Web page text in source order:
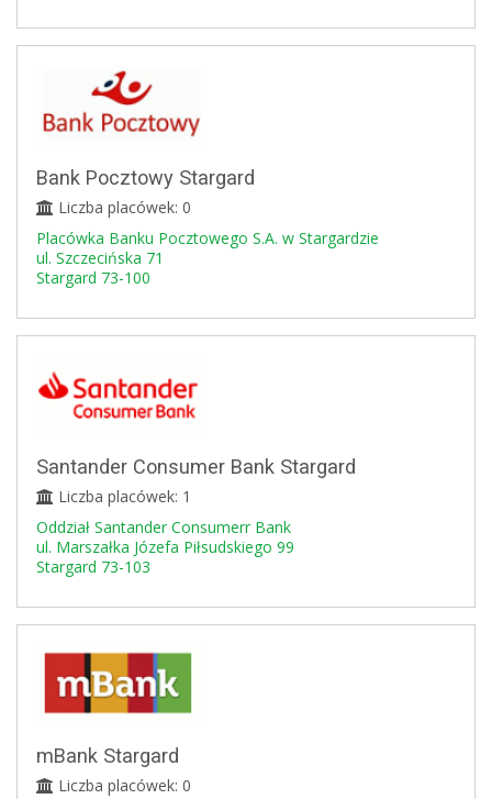
Bank Pocztowy Stargard
Liczba placówek: 0
Placówka Banku Pocztowego S.A. w Stargardzie
ul. Szczecińska 71
Stargard 73-100
Santander Consumer Bank Stargard
Liczba placówek: 1
Oddział Santander Consumerr Bank
ul. Marszałka Józefa Piłsudskiego 99
Stargard 73-103
mBank Stargard
Liczba placówek: 0